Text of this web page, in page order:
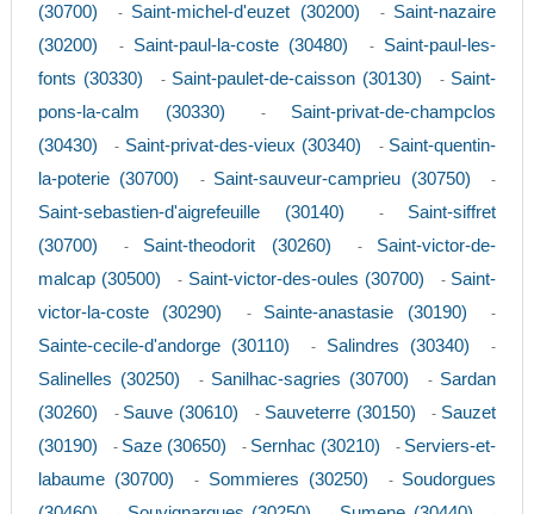
(30700)
- Saint-michel-d'euzet (30200) - Saint-nazaire
(30200)
- Saint-paul-la-coste (30480) - Saint-paul-les-
fonts (30330)
- Saint-paulet-de-caisson (30130) - Saint-
pons-la-calm (30330)
- Saint-privat-de-champclos
(30430)
- Saint-privat-des-vieux (30340) - Saint-quentin-
la-poterie (30700)
- Saint-sauveur-camprieu (30750) -
Saint-sebastien-d'aigrefeuille (30140) - Saint-siffret
(30700)
- Saint-theodorit (30260) - Saint-victor-de-
malcap (30500)
- Saint-victor-des-oules (30700) - Saint-
victor-la-coste (30290)
- Sainte-anastasie (30190) -
Sainte-cecile-d'andorge (30110) - Salindres (30340) -
Salinelles (30250) - Sanilhac-sagries (30700) - Sardan
(30260)
- Sauve (30610) - Sauveterre (30150) - Sauzet
(30190)
- Saze (30650) - Sernhac (30210) - Serviers-et-
labaume (30700)
- Sommieres (30250) - Soudorgues